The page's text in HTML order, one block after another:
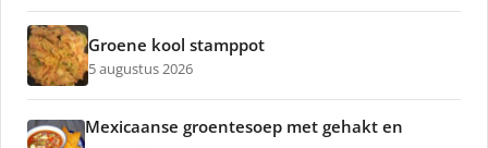
Groene kool stamppot
5 augustus 2026
Mexicaanse groentesoep met gehakt en